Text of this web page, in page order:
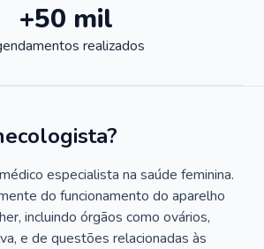
+50 mil
realizados
especialista na saúde feminina.
do funcionamento do aparelho
incluindo órgãos como ovários,
e de questões relacionadas às